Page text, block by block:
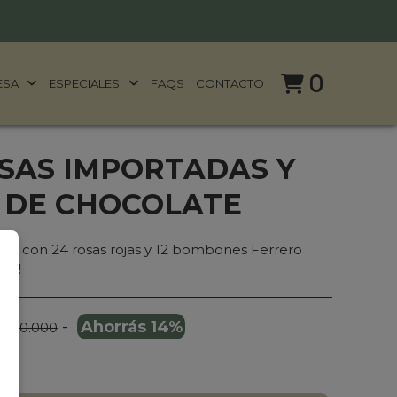
ESPECIALES FAQS CONTACTO 0
IMPORTADAS Y
CHOCOLATE
con 24 rosas rojas y 12 bombones Ferrero
$ 350.000 - Ahorrás 14%